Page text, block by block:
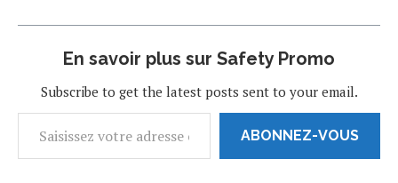
jusqu'en 2022. Alors que le
encore ouvert…
En savoir plus sur Safety Promo
Subscribe to get the latest posts sent to your email.
ABONNEZ-VOUS